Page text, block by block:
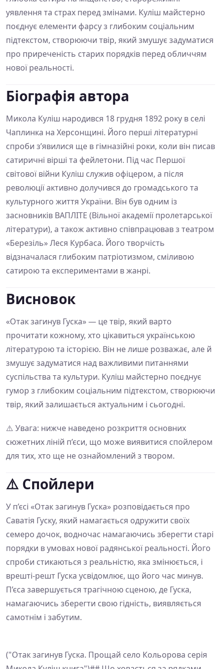
уявлення та страх перед змінами. Куліш майстерно
поєднує елементи фарсу з глибоким соціальним
підтекстом, створюючи твір, який змушує задуматися
про приреченість старих порядків перед обличчям
нової реальності.
Біографія автора
Микола Куліш народився 18 грудня 1892 року в селі
Чаплинка на Херсонщині. Його перші літературні
спроби з’явилися ще в гімназійні роки, коли він писав
сатиричні вірші та фейлетони. Під час Першої
світової війни Куліш служив офіцером, а після
революції активно долучився до громадського та
культурного життя України. Він був одним із
засновників ВАПЛІТЕ (Вільної академії пролетарської
літератури), а також активно співпрацював з театром
«Березіль» Леся Курбаса. Його творчість
відзначалася глибоким патріотизмом, сміливою
сатирою та експериментами в жанрі.
Висновок
«Отак загинув Гуска» — це твір, який варто
прочитати кожному, хто цікавиться українською
літературою та історією. Він не лише розважає, але й
змушує задуматися над важливими питаннями
суспільства та культури. Куліш майстерно поєднує
гумор з глибоким соціальним підтекстом, створюючи
твір, який залишається актуальним і сьогодні.
⚠️ Увага: нижче наведено розкриття основних
сюжетних ліній п’єси, що може виявитися спойлером
для тих, хто ще не ознайомлений з твором.
⚠️ Спойлери
У п’єсі «Отак загинув Гуска» розповідається про
Саватія Гуску, який намагається одружити своїх
семеро дочок, водночас намагаючись зберегти старі
порядки в умовах нової радянської реальності. Його
спроби стикаються з реальністю, яка змінюється, і
врешті-решт Гуска усвідомлює, що його час минув.
П’єса завершується трагічною сценою, де Гуска,
намагаючись зберегти свою гідність, виявляється
самотнім і забутим.
("Отак загинув Гуска. Прощай село Кольорова серія